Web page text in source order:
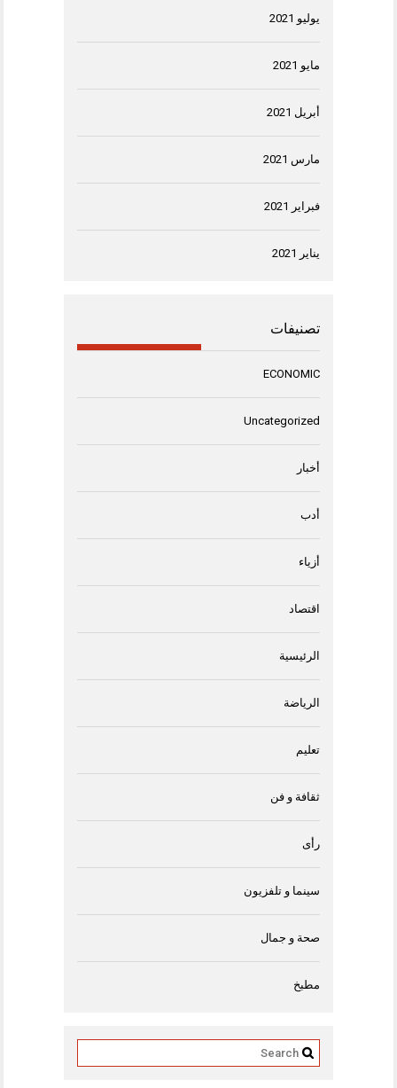
يوليو 2021
مايو 2021
أبريل 2021
مارس 2021
فبراير 2021
يناير 2021
تصنيفات
ECONOMIC
Uncategorized
أخبار
أدب
أزياء
اقتصاد
الرئيسية
الرياضة
تعليم
ثقافة و فن
رأى
سينما و تلفزيون
صحة و جمال
مطبخ